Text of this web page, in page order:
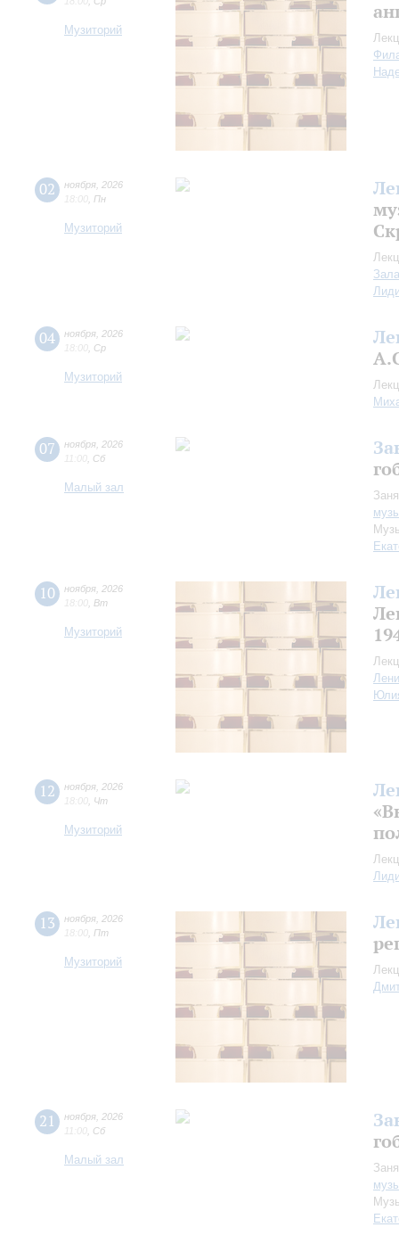
Музиторий
02 ноября 2026
18:00 Пн
Музиторий
04 ноября 2026
18:00 Ср
Музиторий
07 ноября 2026
11:00 Сб
Малый зал
10 ноября 2026
18:00 Вт
Музиторий
12 ноября 2026
18:00 Чт
Музиторий
13 ноября 2026
18:00 Пт
Музиторий
21 ноября 2026
11:00 Сб
Малый зал